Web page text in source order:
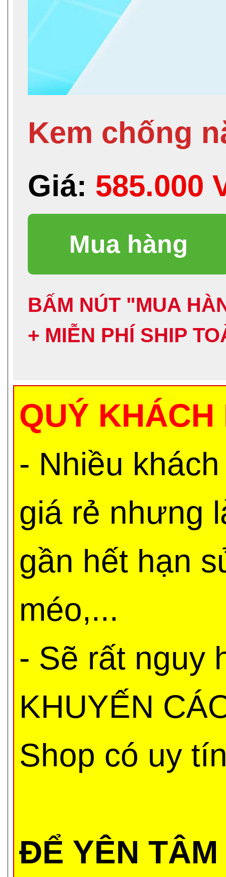
Kem chống
Giá: 585.000
BẤM NÚT "MUA
+ MIỄN PHÍ SHIP
QUÝ
- Nhiều
giá rẻ nhưng
gần hết hạn
méo,...
- Sẽ rất nguy
KHUYẾN
Shop có uy
ĐỂ YÊN